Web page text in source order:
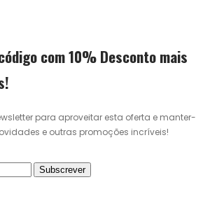
com 10% Desconto mais
para aproveitar esta oferta e manter-
e outras promoções incríveis!
Subscrever